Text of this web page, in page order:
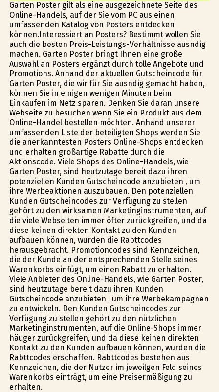
Garten Poster gilt als eine ausgezeichnete Seite des
Online-Handels, auf der Sie vom PC aus einen
umfassenden Katalog von Posters entdecken
können.Interessiert an Posters? Bestimmt wollen Sie
auch die besten Preis-Leistungs-Verhältnisse ausfindig
machen. Garten Poster bringt Ihnen eine große
Auswahl an Posters ergänzt durch tolle Angebote und
Promotions. Anhand der aktuellen Gutscheincode für
Garten Poster, die wir für Sie ausfindig gemacht haben,
können Sie in einigen wenigen Minuten beim
Einkaufen im Netz sparen. Denken Sie daran unsere
Webseite zu besuchen wenn Sie ein Produkt aus dem
Online-Handel bestellen möchten. Anhand unserer
umfassenden Liste der beteiligten Shops werden Sie
die anerkanntesten Posters Online-Shops entdecken
und erhalten großartige Rabatte durch die
Aktionscode. Viele Shops des Online-Handels, wie
Garten Poster, sind heutzutage bereit dazu ihren
potenziellen Kunden Gutscheincode anzubieten , um
ihre Werbeaktionen auszubauen. Den potenziellen
Kunden Gutscheincodes zur Verfügung zu stellen
gehört zu den wirksamen Marketinginstrumenten, auf
die viele Webseiten immer öfter zurückgreifen, und da
diese keinen direkten Kontakt zu den Kunden
aufbauen können, wurden die Rabttcodes
herausgebracht. Promotioncodes sind Kennzeichen,
die der Kunde an der entsprechenden Stelle seines
Warenkorbs einfügt, um einen Rabatt zu erhalten.
Viele Anbieter des Online-Handels, wie Garten Poster,
sind heutzutage bereit dazu ihren Kunden
Gutscheincode anzubieten , um ihre Werbekampagnen
zu entwickeln. Den Kunden Gutscheincodes zur
Verfügung zu stellen gehört zu den nützlichen
Marketinginstrumenten, auf die Online-Shops immer
häufiger zurückgreifen, und da diese keinen direkten
Kontakt zu den Kunden aufbauen können, wurden die
Rabttcodes erschaffen. Rabttcodes bestehen aus
Kennzeichen, die der Nutzer im jeweilgen Feld seines
Warenkorbs einträgt, um eine Preisermäßigung zu
erhalten.